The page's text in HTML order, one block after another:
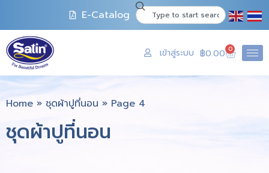
E-Catalog
เข้าสู่ระบบ ฿0.00 0
Home » ชุดผ้าปูที่นอน » Page 4
ชุดผ้าปูที่นอน